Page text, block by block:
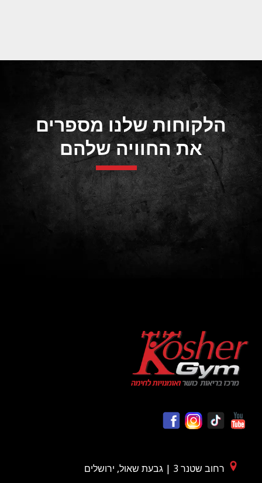
הלקוחות שלנו מספרים
את החוויה שלהם
רחוב שטנר 3 | גבעת שאול, ירושלים